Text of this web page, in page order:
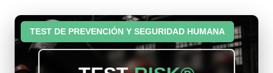
TEST DE PREVENCIÓN Y SEGURIDAD HUMANA